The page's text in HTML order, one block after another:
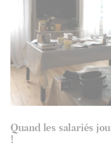
Quand les salariés
!